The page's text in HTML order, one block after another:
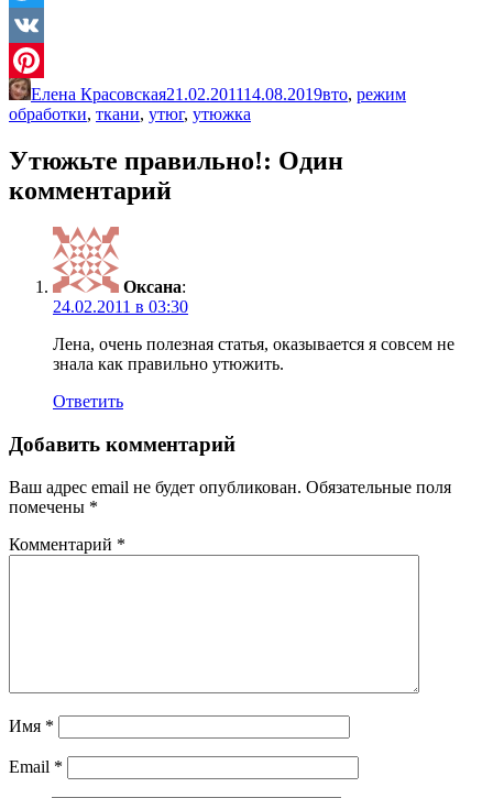
Twitter
VK
Pinterest
Елена Красовская21.02.201114.08.2019вто, режим
обработки, ткани, утюг, утюжка
Утюжьте правильно!: Один
комментарий
Оксана:
24.02.2011 в 03:30
Лена, очень полезная статья, оказывается я совсем не
знала как правильно утюжить.
Ответить
Добавить комментарий
Ваш адрес email не будет опубликован. Обязательные поля
помечены *
Комментарий *
Имя *
Email *